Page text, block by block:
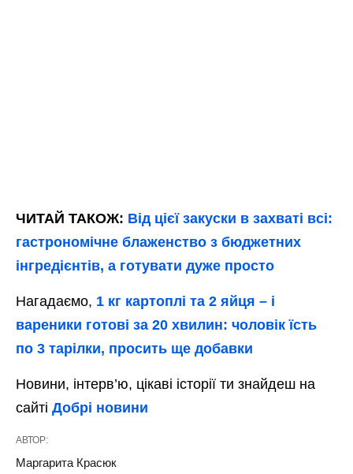
ЧИТАЙ ТАКОЖ: Від цієї закуски в захваті всі:
гастрономічне блаженство з бюджетних
інгредієнтів, а готувати дуже просто
Нагадаємо, 1 кг картоплі та 2 яйця – і
вареники готові за 20 хвилин: чоловік їсть
по 3 тарілки, просить ще добавки
Новини, інтерв’ю, цікаві історії ти знайдеш на
сайті Добрі новини
АВТОР:
Маргарита Красюк